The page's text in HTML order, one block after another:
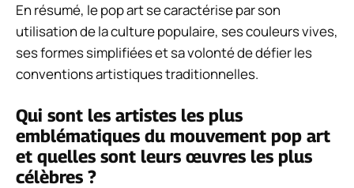
En résumé, le pop art se caractérise par son
utilisation de la culture populaire, ses couleurs vives,
ses formes simplifiées et sa volonté de défier les
conventions artistiques traditionnelles.
Qui sont les artistes les plus
emblématiques du mouvement pop art
et quelles sont leurs œuvres les plus
célèbres ?